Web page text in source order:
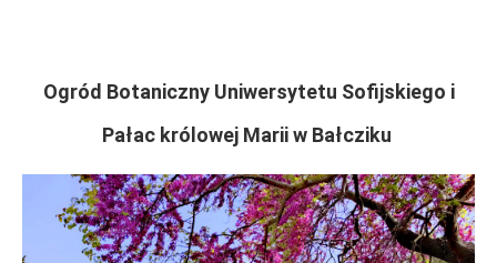
Ogród Botaniczny Uniwersytetu Sofijskiego i
Pałac królowej Marii w Bałcziku